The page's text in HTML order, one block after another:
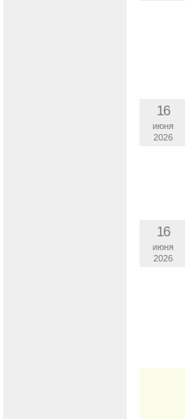
16
июня
2026
16
июня
2026